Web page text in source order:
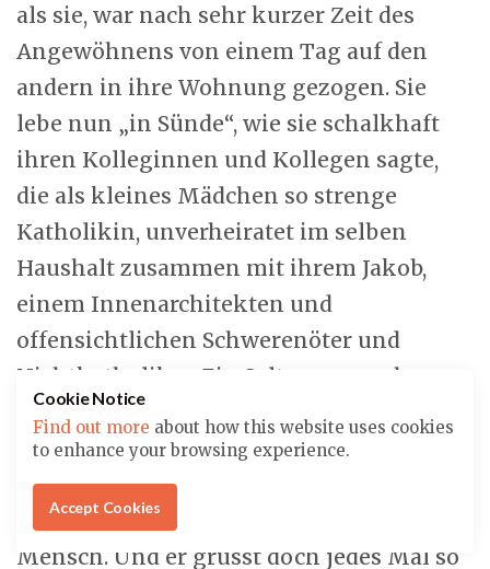
als sie, war nach sehr kurzer Zeit des
Angewöhnens von einem Tag auf den
andern in ihre Wohnung gezogen. Sie
lebe nun „in Sünde“, wie sie schalkhaft
ihren Kolleginnen und Kollegen sagte,
die als kleines Mädchen so strenge
Katholikin, unverheiratet im selben
Haushalt zusammen mit ihrem Jakob,
einem Innenarchitekten und
offensichtlichen Schwerenöter und
Nichtkatholiker. Ein Seltsamer auch er, so
das Urteil von einigen, die ihn kannten.
Ein merkwürdiger Kerl, so die Leute im
Haus und im Quartier. Aber er tat ja
niemandem etwas zuleid. Ein anständiger
Mensch. Und er grüsst doch jedes Mal so
Cookie Notice
Find out more about how this website uses cookies
to enhance your browsing experience.
Accept Cookies